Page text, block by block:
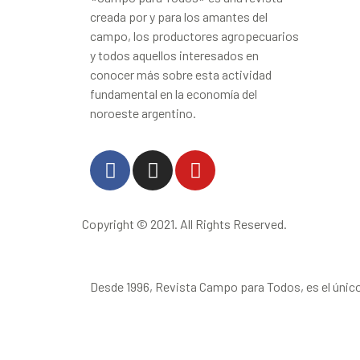
creada por y para los amantes del
campo, los productores agropecuarios
y todos aquellos interesados en
conocer más sobre esta actividad
fundamental en la economía del
noroeste argentino.
Copyright © 2021. All Rights Reserved.
Desde 1996, Revista Campo para Todos, es el